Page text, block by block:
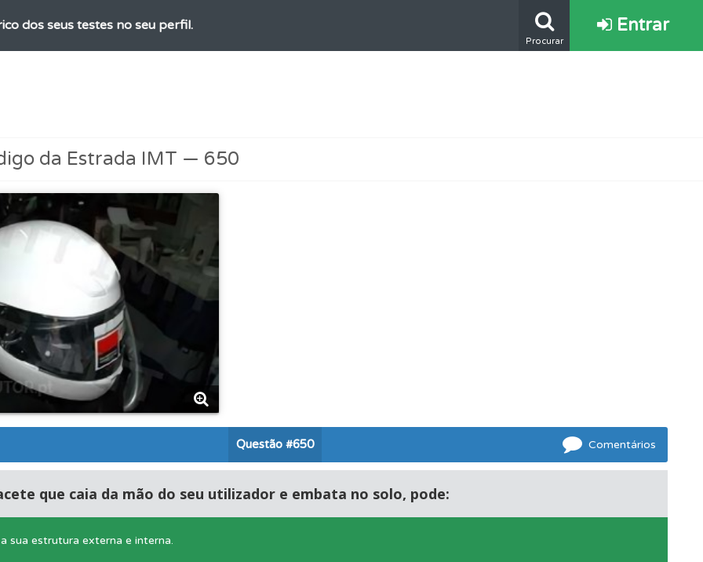
dos seus testes no seu perfil.
perfil se já está preparado para ir a exame.
as explicações das questões para esclarecimentos adicionais.
se tiver dúvidas relacionadas com a plataforma.
tem mais dificuldades no seu perfil.
os comentários da questão quando tem dúvidas.
para ter acesso às suas estatísticas em qualquer equipamento.
Procurar
Entrar
da Estrada IMT — 650
Comentários
Questão #650
que caia da mão do seu utilizador e embata no solo, pode:
sua estrutura externa e interna.